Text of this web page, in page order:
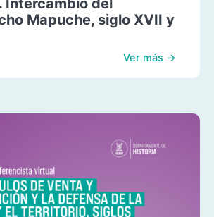
Intercambio del
Mapuche, siglo XVII y
Ver más →